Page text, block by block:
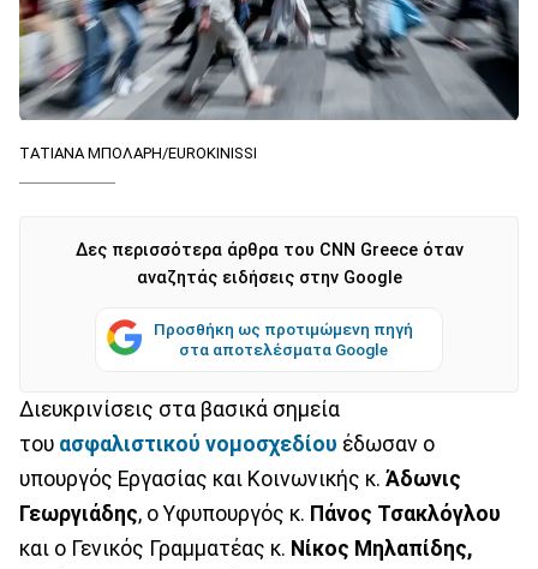
ΤΑΤΙΑΝΑ ΜΠΟΛΑΡΗ/EUROKINISSI
Δες περισσότερα άρθρα του CNN Greece όταν
αναζητάς ειδήσεις στην Google
Προσθήκη ως προτιμώμενη πηγή
στα αποτελέσματα Google
Διευκρινίσεις στα βασικά σημεία
του ασφαλιστικού νομοσχεδίου έδωσαν ο
υπουργός Εργασίας και Κοινωνικής κ. Άδωνις
Γεωργιάδης, ο Υφυπουργός κ. Πάνος Τσακλόγλου
και ο Γενικός Γραμματέας κ. Νίκος Μηλαπίδης,